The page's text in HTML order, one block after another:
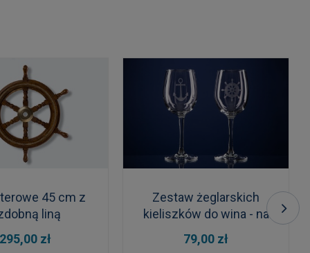
45 cm z
liną
295,00 zł
KOSZYKA
Zestaw żeglarskich
kieliszków do wina - na
prezent
79,00 zł
DO KOSZYKA